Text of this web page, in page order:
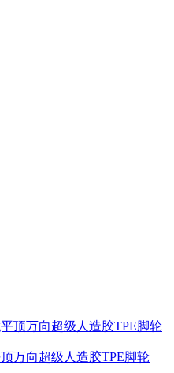
万向超级人造胶TPE脚轮